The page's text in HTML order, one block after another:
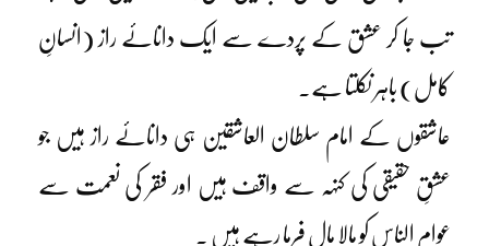
تب جا کر عشق کے پردے سے ایک دانائے راز (انسانِ
کامل) باہر نکلتا ہے۔
عاشقوں کے امام سلطان العاشقین ہی دانائے راز ہیں جو
عشقِ حقیقی کی کنہہ سے واقف ہیں اور فقر کی نعمت سے
عوام الناس کو مالا مال فرما رہے ہیں ۔